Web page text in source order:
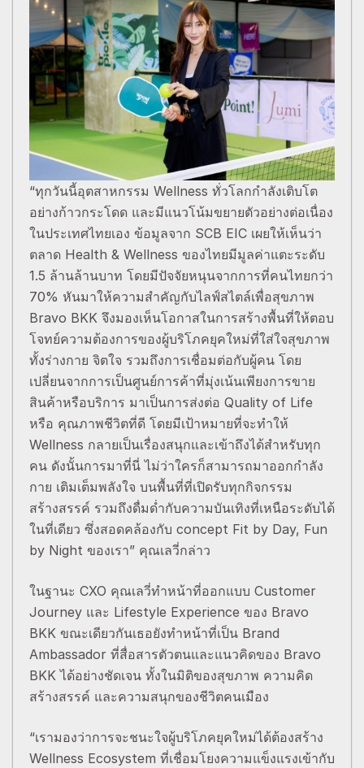
“ทุกวันนี้อุตสาหกรรม Wellness ทั่วโลกกำลังเติบโต
อย่างก้าวกระโดด และมีแนวโน้มขยายตัวอย่างต่อเนื่อง
ในประเทศไทยเอง ข้อมูลจาก SCB EIC เผยให้เห็นว่า
ตลาด Health & Wellness ของไทยมีมูลค่าแตะระดับ
1.5 ล้านล้านบาท โดยมีปัจจัยหนุนจากการที่คนไทยกว่า
70% หันมาให้ความสำคัญกับไลฟ์สไตล์เพื่อสุขภาพ
Bravo BKK จึงมองเห็นโอกาสในการสร้างพื้นที่ให้ตอบ
โจทย์ความต้องการของผู้บริโภคยุคใหม่ที่ใส่ใจสุขภาพ
ทั้งร่างกาย จิตใจ รวมถึงการเชื่อมต่อกับผู้คน โดย
เปลี่ยนจากการเป็นศูนย์การค้าที่มุ่งเน้นเพียงการขาย
สินค้าหรือบริการ มาเป็นการส่งต่อ Quality of Life
หรือ คุณภาพชีวิตที่ดี โดยมีเป้าหมายที่จะทำให้
Wellness กลายเป็นเรื่องสนุกและเข้าถึงได้สำหรับทุก
คน ดังนั้นการมาที่นี่ ไม่ว่าใครก็สามารถมาออกกำลัง
กาย เติมเต็มพลังใจ บนพื้นที่ที่เปิดรับทุกกิจกรรม
สร้างสรรค์ รวมถึงดื่มด่ำกับความบันเทิงที่เหนือระดับได้
ในที่เดียว ซึ่งสอดคล้องกับ concept Fit by Day, Fun
by Night ของเรา” คุณเลวี่กล่าว
ในฐานะ CXO คุณเลวี่ทำหน้าที่ออกแบบ Customer
Journey และ Lifestyle Experience ของ Bravo
BKK ขณะเดียวกันเธอยังทำหน้าที่เป็น Brand
Ambassador ที่สื่อสารตัวตนและแนวคิดของ Bravo
BKK ได้อย่างชัดเจน ทั้งในมิติของสุขภาพ ความคิด
สร้างสรรค์ และความสนุกของชีวิตคนเมือง
“เรามองว่าการจะชนะใจผู้บริโภคยุคใหม่ได้ต้องสร้าง
Wellness Ecosystem ที่เชื่อมโยงความแข็งแรงเข้ากับ